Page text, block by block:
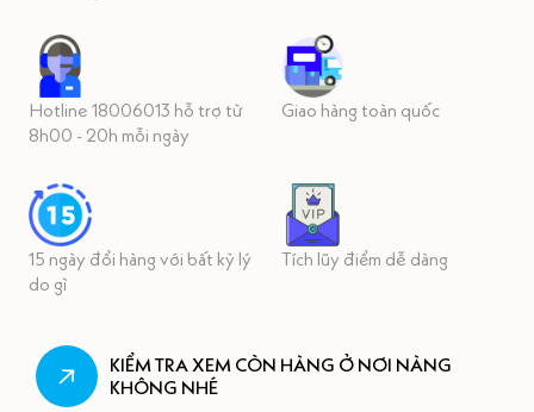
Hotline 18006013 hỗ trợ từ
8h00 - 20h mỗi ngày
Giao hàng toàn quốc
15 ngày đổi hàng với bất kỳ lý
do gì
Tích lũy điểm dễ dàng
KIỂM TRA XEM CÒN HÀNG Ở NƠI NÀNG
KHÔNG NHÉ